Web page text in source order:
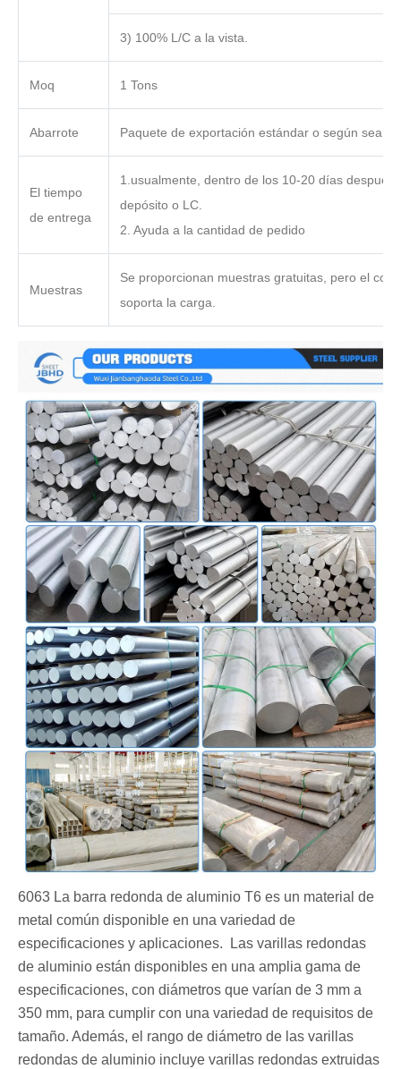
3) 100% L/C a la vista.
Moq 1 Tons
Abarrote Paquete de exportación estándar o según sea
El tiempo
de entrega
1.usualmente, dentro de los 10-20 días después
depósito o LC.
2. Ayuda a la cantidad de pedido
Muestras
Se proporcionan muestras gratuitas, pero el
soporta la carga.
6063 La barra redonda de aluminio T6 es un material de
metal común disponible en una variedad de
especificaciones y aplicaciones. ‌ Las varillas redondas
de aluminio están disponibles en una amplia gama de
especificaciones, con diámetros que varían de 3 mm a
350 mm, para cumplir con una variedad de requisitos de
tamaño. Además, el rango de diámetro de las varillas
redondas de aluminio incluye varillas redondas extruidas